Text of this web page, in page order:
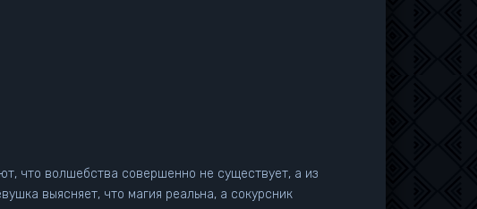
что волшебства совершенно не существует, а из
выясняет, что магия реальна, а сокурсник